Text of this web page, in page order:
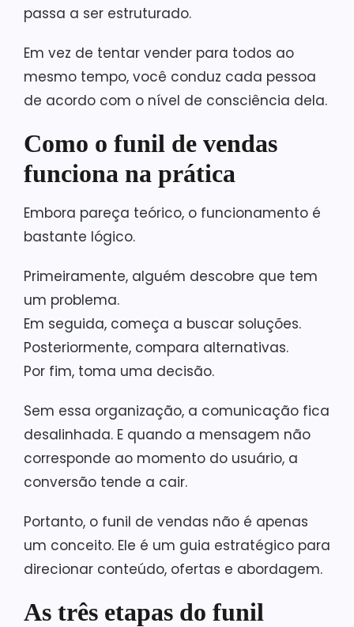
passa a ser estruturado.
Em vez de tentar vender para todos ao
mesmo tempo, você conduz cada pessoa
de acordo com o nível de consciência dela.
Como o funil de vendas
funciona na prática
Embora pareça teórico, o funcionamento é
bastante lógico.
Primeiramente, alguém descobre que tem
um problema.
Em seguida, começa a buscar soluções.
Posteriormente, compara alternativas.
Por fim, toma uma decisão.
Sem essa organização, a comunicação fica
desalinhada. E quando a mensagem não
corresponde ao momento do usuário, a
conversão tende a cair.
Portanto, o funil de vendas não é apenas
um conceito. Ele é um guia estratégico para
direcionar conteúdo, ofertas e abordagem.
As três etapas do funil